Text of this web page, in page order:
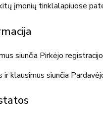
įmonių tinklalapiuose
siunčia Pirkėjo
ir klausimus siunčia